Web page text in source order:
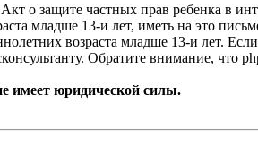
о защите частных прав ребенка в
младше 13-и лет, иметь на это
возраста младше 13-и лет.
Обратите внимание, что
имеет юридической силы.